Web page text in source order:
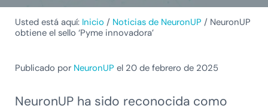
Usted está aquí: Inicio / Noticias de NeuronUP / NeuronUP
obtiene el sello ‘Pyme innovadora’
Publicado por NeuronUP el 20 de febrero de 2025
NeuronUP ha sido reconocida como